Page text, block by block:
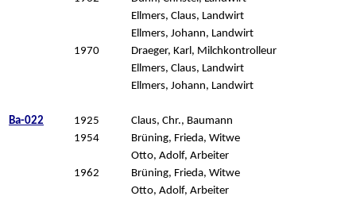
Ellmers, Claus, Landwirt
Ellmers, Johann, Landwirt
1970
Draeger, Karl, Milchkontrolleur
Ellmers, Claus, Landwirt
Ellmers, Johann, Landwirt
Ba-022 1925
Claus, Chr., Baumann
1954
Brüning, Frieda, Witwe
Otto, Adolf, Arbeiter
1962
Brüning, Frieda, Witwe
Otto, Adolf, Arbeiter